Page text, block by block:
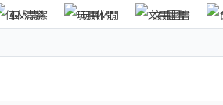
個人清潔 玩具休閒 文具圖書